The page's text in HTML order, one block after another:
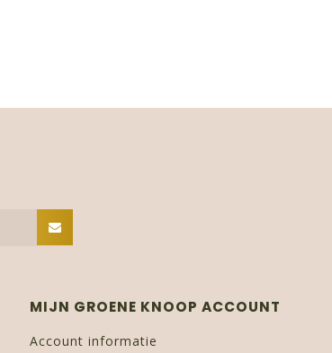
MIJN GROENE KNOOP ACCOUNT
Account informatie